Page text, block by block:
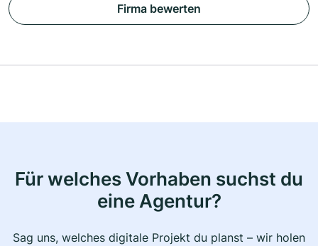
Firma bewerten
Für welches Vorhaben suchst du
eine Agentur?
Sag uns, welches digitale Projekt du planst – wir holen